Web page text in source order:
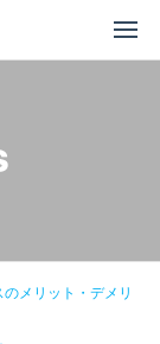
メリット・デメリ